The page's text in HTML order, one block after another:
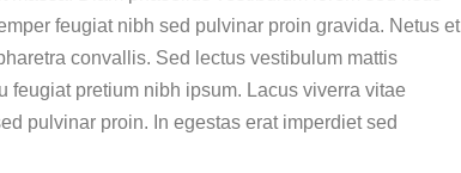
feugiat nibh sed pulvinar proin gravida. Netus et
convallis. Sed lectus vestibulum mattis
feugiat pretium nibh ipsum. Lacus viverra vitae
pulvinar proin. In egestas erat imperdiet sed